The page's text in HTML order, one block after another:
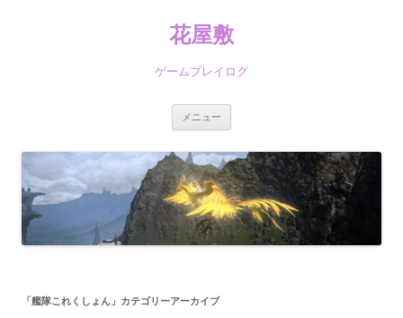
花屋敷
ゲームプレイログ
メニュー
「 艦隊これくしょん 」カテゴリーアーカイブ